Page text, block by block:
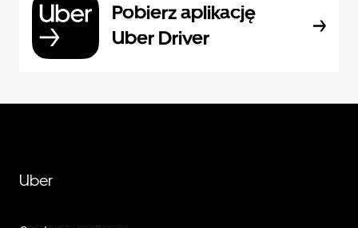
Pobierz aplikację
Uber Driver
Uber